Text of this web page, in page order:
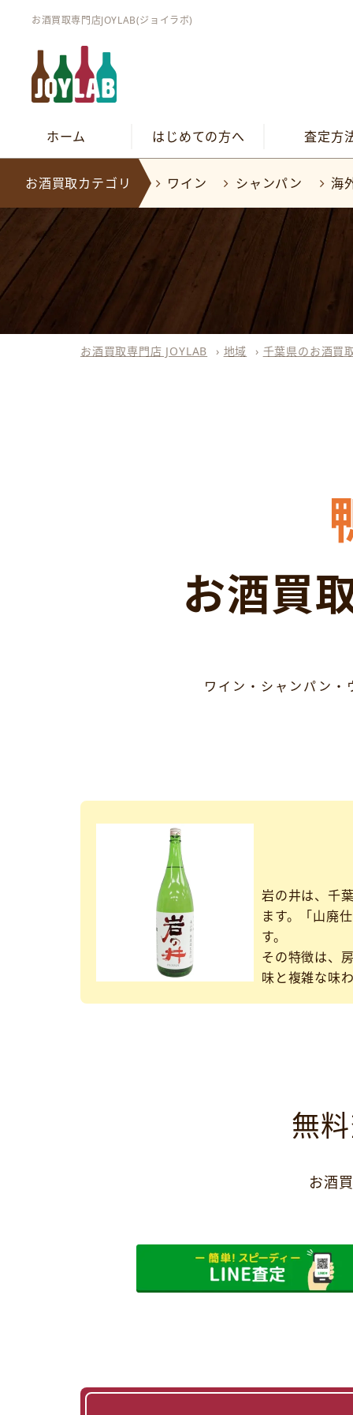
お酒買取専門店JOYLAB(ジョイラボ)
ホーム はじめての方へ 査定方
お酒買取カテゴリ ワイン シャンパン 海
お酒買取専門店 JOYLAB › 地域 › 千葉県のお酒買
お酒買
ワイン・シャンパン
岩の井は、千
ます。「山廃
す。
その特徴は、
味と複雑な味
無
お酒